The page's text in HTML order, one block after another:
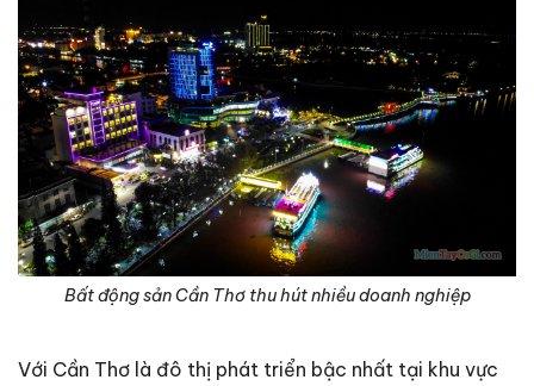
Bất động sản Cần Thơ thu hút nhiều doanh nghiệp
Với Cần Thơ là đô thị phát triển bậc nhất tại khu vực